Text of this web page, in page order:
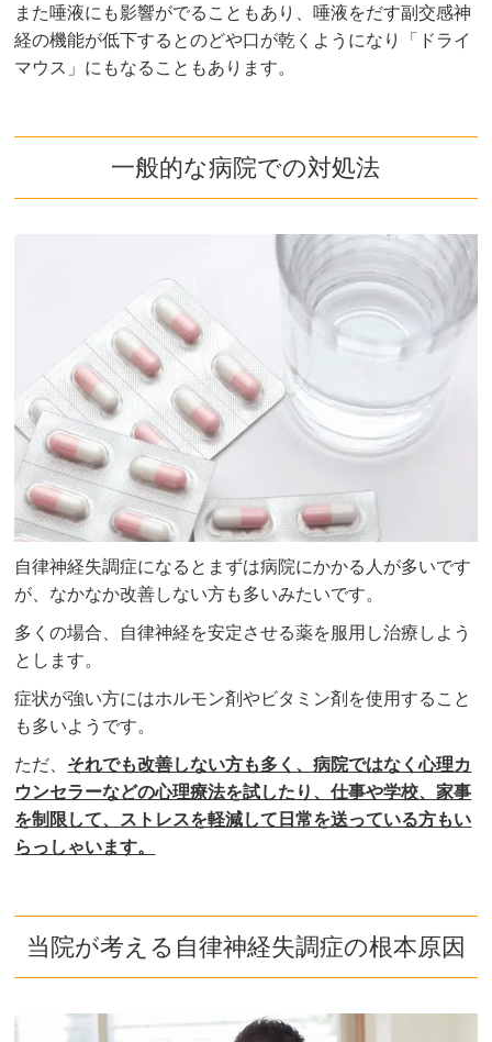
また唾液にも影響がでることもあり、唾液をだす副交感神
経の機能が低下するとのどや口が乾くようになり「ドライ
マウス」にもなることもあります。
一般的な病院での対処法
自律神経失調症になるとまずは病院にかかる人が多いです
が、なかなか改善しない方も多いみたいです。
多くの場合、自律神経を安定させる薬を服用し治療しよう
とします。
症状が強い方にはホルモン剤やビタミン剤を使用すること
も多いようです。
ただ、 それでも改善しない方も多く、病院ではなく心理カ
ウンセラーなどの心理療法を試したり、仕事や学校、家事
を制限して、ストレスを軽減して日常を送っている方もい
らっしゃいます。
当院が考える自律神経失調症の根本原因